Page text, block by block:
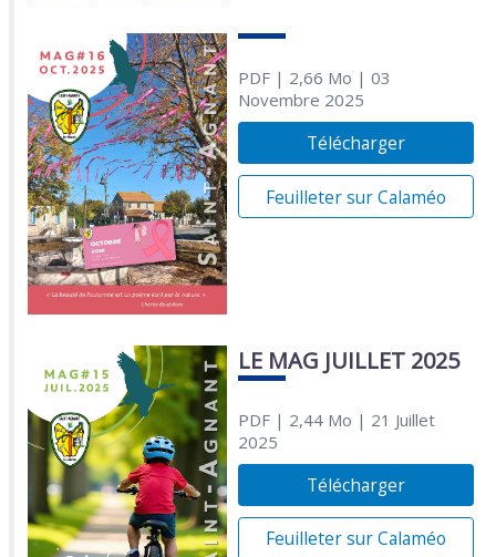
PDF| 2,66 Mo | 03
Novembre 2025
Télécharger
Feuilleter sur Calaméo
LE MAG JUILLET 2025
PDF| 2,44 Mo | 21 Juillet
2025
Télécharger
Feuilleter sur Calaméo